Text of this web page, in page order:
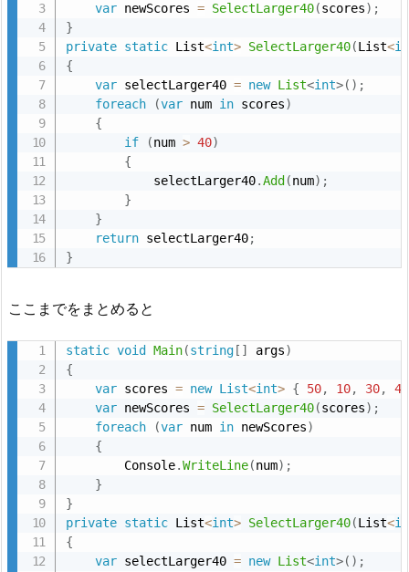
var newScores = SelectLarger40(scores) ;
}
private static List<int> SelectLarger40(List<
{
var selectLarger40 = new List<int>( ) ;
foreach
(var num in scores)
{
if
(num > 40)
{
            selectLarger40
.Add (num) ;
}
}
return selectLarger40;
}
ここまでをまとめると
static void Main(string [ ] args)
{
var scores = new List<int> { 50, 10, 30,
40
var newScores = SelectLarger40(scores) ;
foreach
(var num in newScores)
{
        Console
.WriteLine(num) ;
}
}
private static List<int> SelectLarger40(List<
{
var selectLarger40 = new List<int>( ) ;